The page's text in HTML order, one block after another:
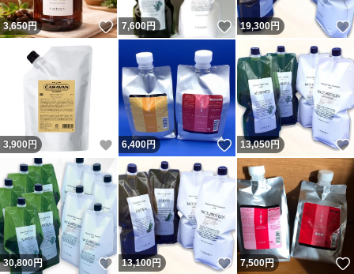
3,650円 いいね！
7,600 円 いいね！
19,300円
3,900円 いいね！
6,400円 いいね！
13,050円
30,800円 いいね！
13,100円 いいね！
7,500円